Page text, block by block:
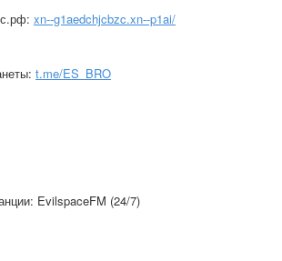
xn--g1aedchjcbzc.xn--p1ai/
t.me/ES_BRO
EvilspaceFM (24/7)